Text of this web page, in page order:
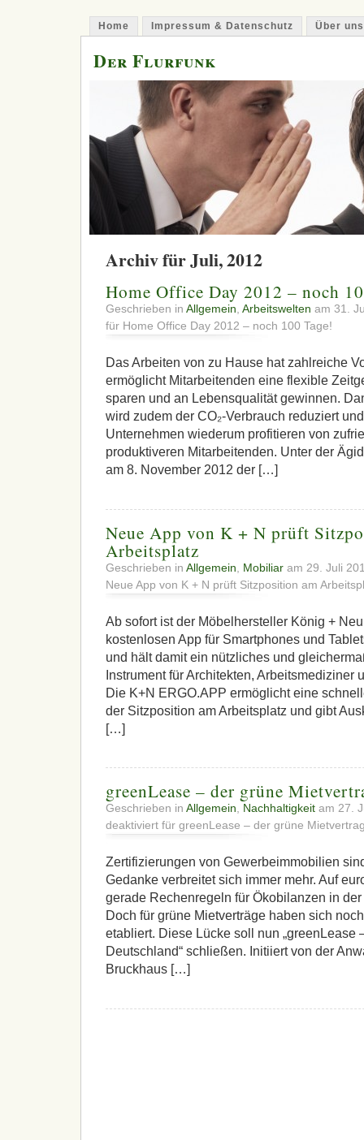
Home Impressum & Datenschutz Über uns
Der Flurfunk
Archiv für Juli, 2012
Home Office Day 2012 – noch
Geschrieben in Allgemein Arbeitswelten am 31.
für Home Office Day 2012 – noch 100 Tage!
Das Arbeiten von zu Hause hat zahlreiche
ermöglicht Mitarbeitenden eine flexible
sparen und an Lebensqualität gewinnen.
wird zudem der CO₂-Verbrauch reduziert
Unternehmen wiederum profitieren von
produktiveren Mitarbeitenden. Unter der
am 8. November 2012 der […]
Neue App von K + N prüft
Arbeitsplatz
Geschrieben in Allgemein Mobiliar am 29. Juli
Neue App von K + N prüft Sitzposition am
Ab sofort ist der Möbelhersteller König +
kostenlosen App für Smartphones und
und hält damit ein nützliches und
Instrument für Architekten,
Die K+N ERGO.APP ermöglicht eine
der Sitzposition am Arbeitsplatz und gibt
[…]
greenLease – der grüne
Geschrieben in Allgemein, Nachhaltigkeit am 27.
deaktiviert für greenLease – der grüne
Zertifizierungen von Gewerbeimmobilien
Gedanke verbreitet sich immer mehr. Auf
gerade Rechenregeln für Ökobilanzen in
Doch für grüne Mietverträge haben sich
etabliert. Diese Lücke soll nun „greenLease
Deutschland“ schließen. Initiiert von der
Bruckhaus […]